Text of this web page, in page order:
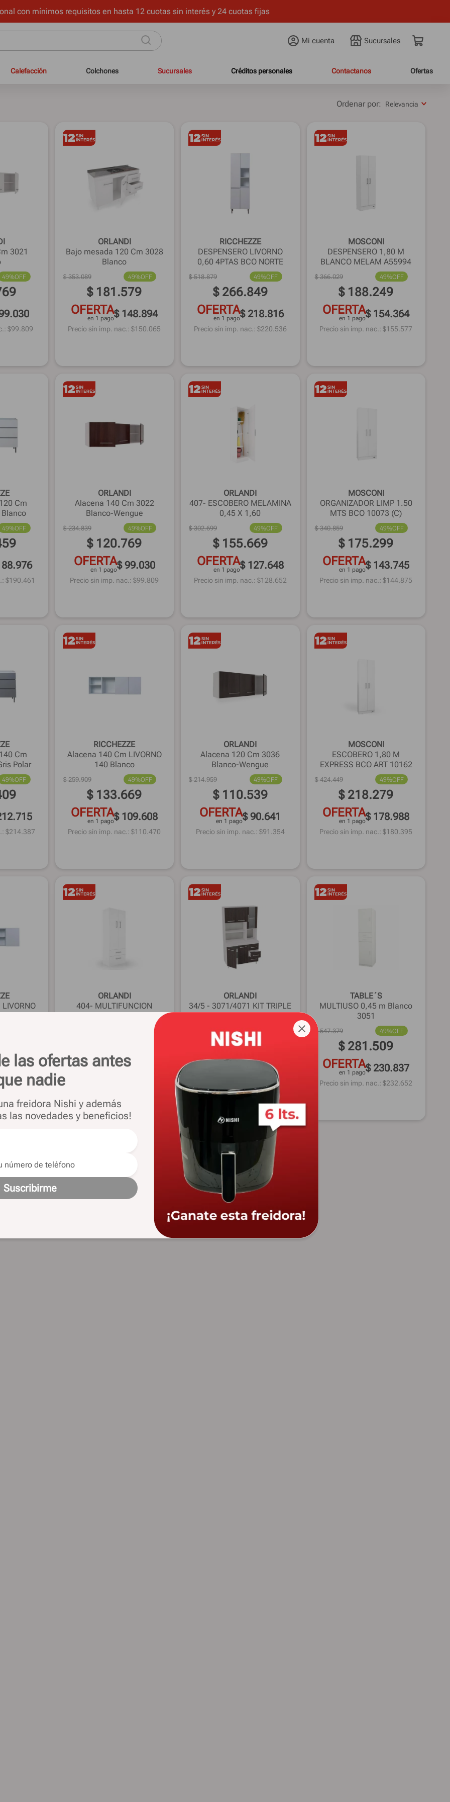
con mínimos requisitos en hasta 12 cuotas sin interés y 24 cuotas fijas
Mi cuenta
Calefacción Colchones Sucursales Créditos personales Contactanos Ofertas
las ofertas antes
nadie
freidora Nishi y además
las novedades y beneficios!
Suscribirme
Relevancia
3021
49%OFF
$99.809
ORLANDI
Bajo mesada 120 Cm 3028
Blanco
$ 353.089 49%OFF
$ 181 .579
OFERTA
en 1 pago$ 148.894
Precio sin imp. nac.: $150.065
RICCHEZZE
DESPENSERO LIVORNO
0,60 4PTAS BCO NORTE
$ 518.879 49%OFF
$ 266.849
OFERTA
en 1 pago$ 218.816
Precio sin imp. nac.: $220.536
MOSCONI
DESPENSERO 1,80 M
BLANCO MELAM A55994
$ 366.029 49%OFF
$ 188.249
OFERTA
en 1 pago$ 154.364
Precio sin imp. nac.: $155.577
Cm
Blanco
49%OFF
$190.461
ORLANDI
Alacena 140 Cm 3022
Blanco-Wengue
$ 234.839 49%OFF
$ 120.769
OFERTA
en 1 pago$ 99.030
Precio sin imp. nac.: $99.809
ORLANDI
407- ESCOBERO MELAMINA
0,45 X 1,60
$ 302.699 49%OFF
$ 155.669
OFERTA
en 1 pago$ 127.648
Precio sin imp. nac.: $128.652
MOSCONI
ORGANIZADOR LIMP 1.50
MTS BCO 10073 (C)
$ 340.859 49%OFF
$ 175.299
OFERTA
en 1 pago$ 143.745
Precio sin imp. nac.: $144.875
Cm
Polar
49%OFF
$214.387
RICCHEZZE
Alacena 140 Cm LIVORNO
140 Blanco
$ 259.909 49%OFF
$ 133.669
OFERTA
en 1 pago$ 109.608
Precio sin imp. nac.: $110.470
ORLANDI
Alacena 120 Cm 3036
Blanco-Wengue
$ 214.959 49%OFF
$ 110.539
OFERTA
en 1 pago$ 90.641
Precio sin imp. nac.: $91.354
MOSCONI
ESCOBERO 1,80 M
EXPRESS BCO ART 10162
$ 424.449 49%OFF
$ 218.279
OFERTA
en 1 pago$ 178.988
Precio sin imp. nac.: $180.395
$134.536
ORLANDI
404- MULTIFUNCION
MELAMINA 0,60 2CAJ-2PT
OFERTA$ 156.258
ORLANDI
34/5 - 3071/4071 KIT TRIPLE
BCO/WGE
879 49%
$ 335.249
OFERTA $ 274.904
277.065
TABLE´S
MULTIUSO 0,45 m Blanco
3051
$ 547.379 49%OFF
$ 281 .509
OFERTA
en 1 pago$ 230.837
Precio sin imp. nac.: $232.652